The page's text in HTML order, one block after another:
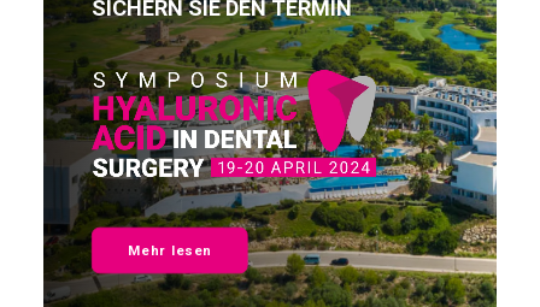
Über REGEDENT
SICHERN SIE DEN TERMIN
Mehr lesen